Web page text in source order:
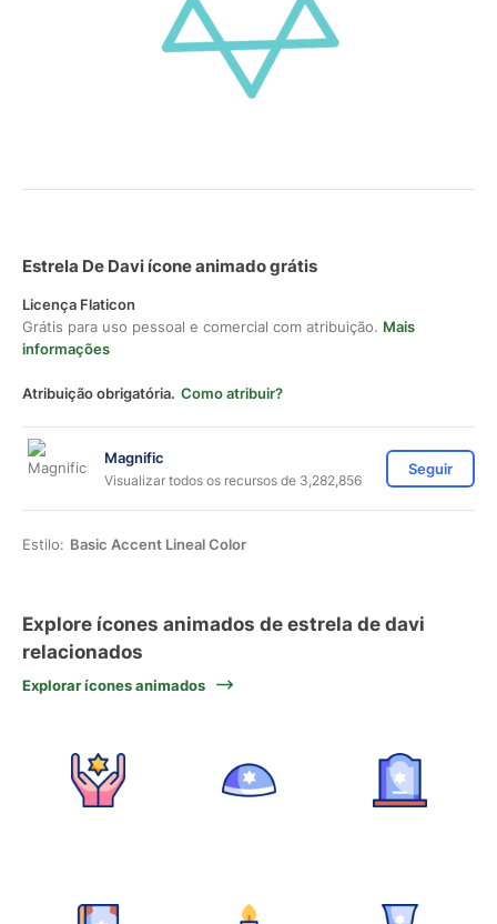
Estrela De Davi ícone animado grátis
Licença Flaticon
Grátis para uso pessoal e comercial com atribuição. Mais
informações
Atribuição obrigatória. Como atribuir?
Magnific
Visualizar todos os recursos de 3,282,856
Seguir
Estilo: Basic Accent Lineal Color
Explore ícones animados de estrela de davi
relacionados
Explorar ícones animados